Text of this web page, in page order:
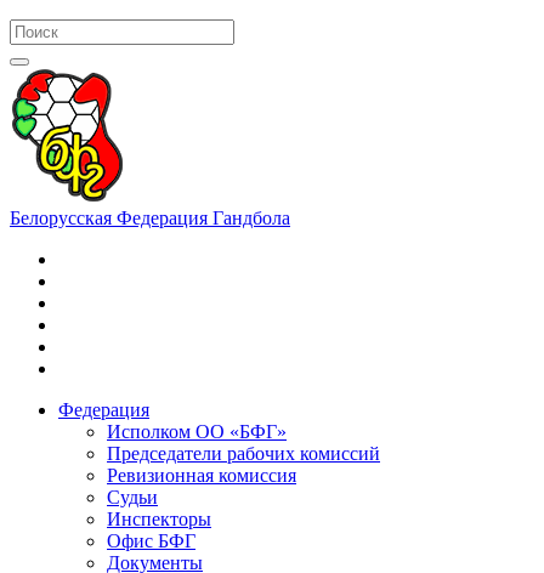
Белорусская Федерация Гандбола
Федерация
Исполком ОО «БФГ»
Председатели рабочих комиссий
Ревизионная комиссия
Судьи
Инспекторы
Офис БФГ
Документы